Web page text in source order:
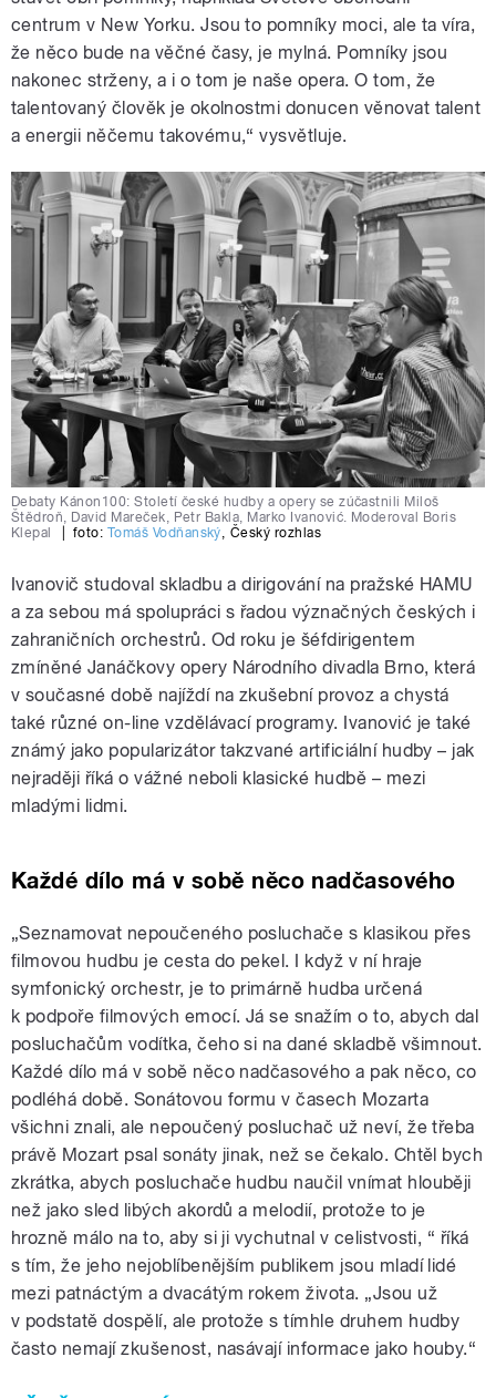
centrum v New Yorku. Jsou to pomníky moci, ale ta víra,
že něco bude na věčné časy, je mylná. Pomníky jsou
nakonec strženy, a i o tom je naše opera. O tom, že
talentovaný člověk je okolnostmi donucen věnovat talent
a energii něčemu takovému,“ vysvětluje.
Debaty Kánon100: Století české hudby a opery se zúčastnili Miloš
Štědroň, David Mareček, Petr Bakla, Marko Ivanović. Moderoval Boris
Klepal
foto: Tomáš Vodňanský, Český rozhlas
Ivanovič studoval skladbu a dirigování na pražské HAMU
a za sebou má spolupráci s řadou význačných českých i
zahraničních orchestrů. Od roku je šéfdirigentem
zmíněné Janáčkovy opery Národního divadla Brno, která
v současné době najíždí na zkušební provoz a chystá
také různé on-line vzdělávací programy. Ivanović je také
známý jako popularizátor takzvané artificiální hudby – jak
nejraději říká o vážné neboli klasické hudbě – mezi
mladými lidmi.
Každé dílo má v sobě něco nadčasového
„Seznamovat nepoučeného posluchače s klasikou přes
filmovou hudbu je cesta do pekel. I když v ní hraje
symfonický orchestr, je to primárně hudba určená
k podpoře filmových emocí. Já se snažím o to, abych dal
posluchačům vodítka, čeho si na dané skladbě všimnout.
Každé dílo má v sobě něco nadčasového a pak něco, co
podléhá době. Sonátovou formu v časech Mozarta
všichni znali, ale nepoučený posluchač už neví, že třeba
právě Mozart psal sonáty jinak, než se čekalo. Chtěl bych
zkrátka, abych posluchače hudbu naučil vnímat hlouběji
než jako sled libých akordů a melodií, protože to je
hrozně málo na to, aby si ji vychutnal v celistvosti, “ říká
s tím, že jeho nejoblíbenějším publikem jsou mladí lidé
mezi patnáctým a dvacátým rokem života. „Jsou už
v podstatě dospělí, ale protože s tímhle druhem hudby
často nemají zkušenost, nasávají informace jako houby.“